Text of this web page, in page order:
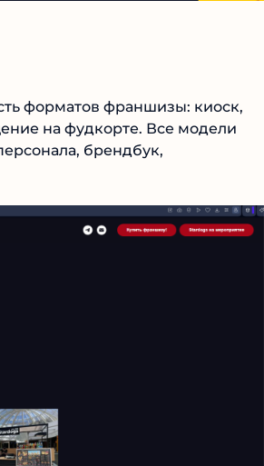
форматов франшизы: киоск,
на фудкорте. Все модели
брендбук,